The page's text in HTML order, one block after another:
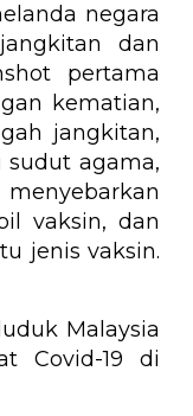
negara
dan
pertama
kematian,
jangkitan,
agama,
vaksin, dan
jenis vaksin.
Malaysia
Covid-19 di